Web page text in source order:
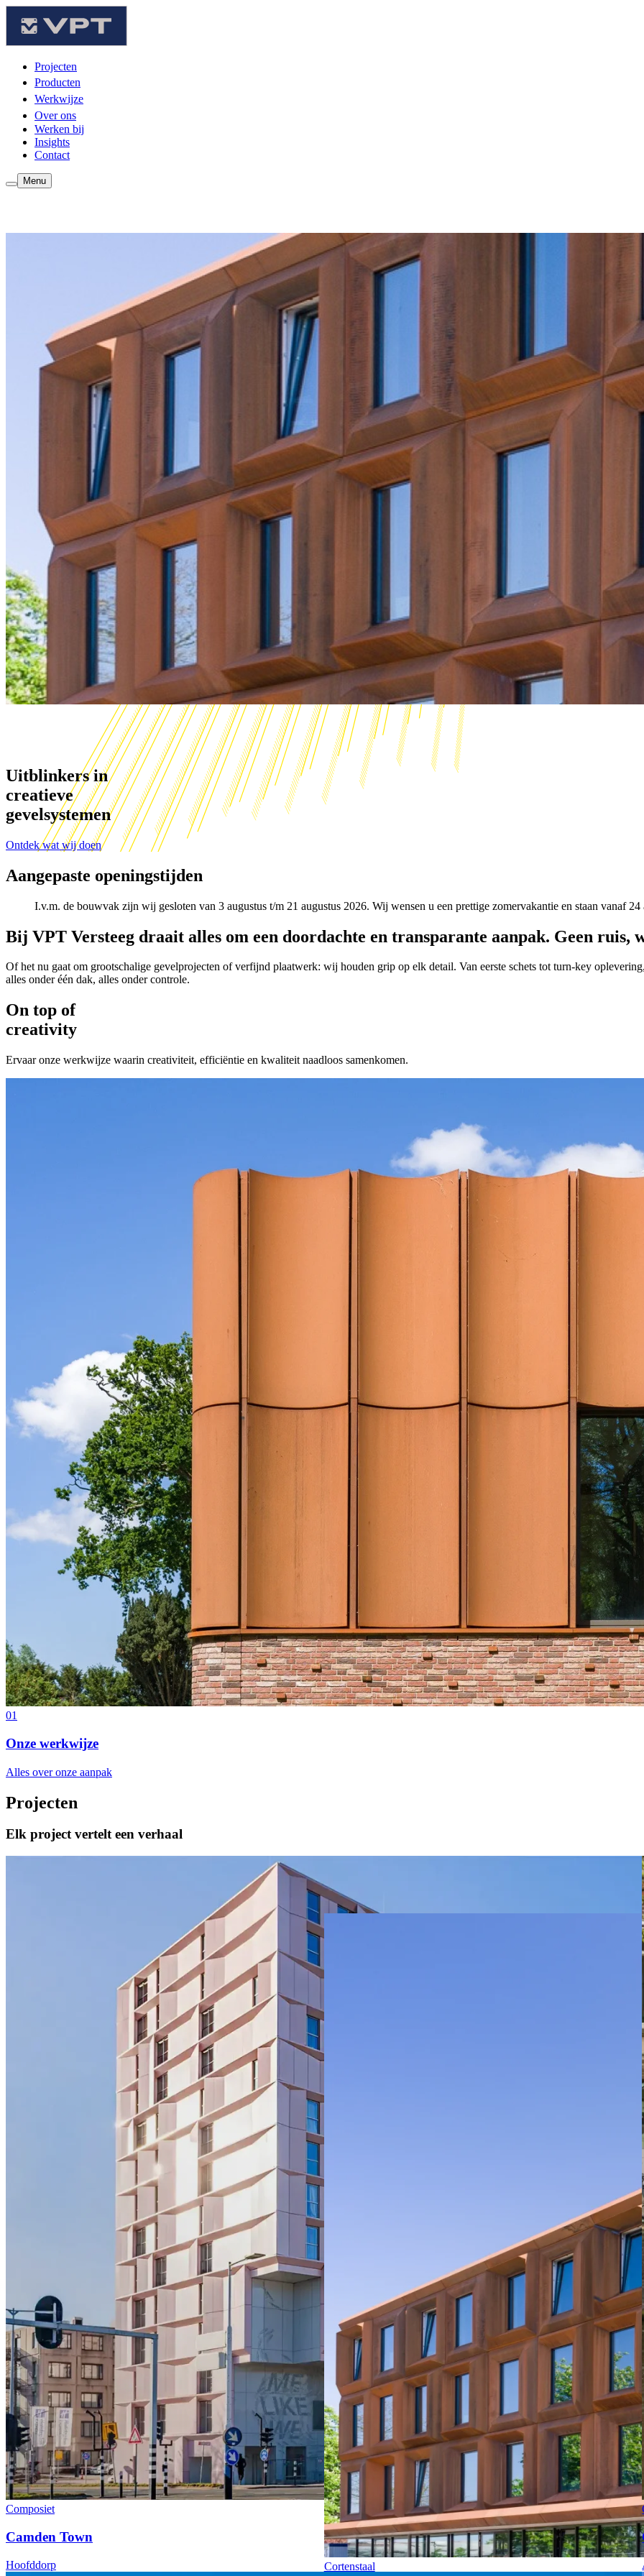
Projecten
Producten
Werkwijze
Over ons
Werken bij
Insights
Contact
Menu
Uitblinkers in
creatieve
gevelsystemen
Ontdek wat wij doen
Aangepaste openingstijden
I.v.m. de bouwvak zijn wij gesloten van 3 augustus t/m 21 augustus 2026. Wij wensen u een prettige zomervakantie en staan vanaf
Bij VPT Versteeg draait alles om een doordachte en transparante aanpak. Geen ruis,
Of het nu gaat om grootschalige gevelprojecten of verfijnd plaatwerk: wij houden grip op elk detail. Van eerste schets tot turn-key
alles onder één dak, alles onder controle.
On top of
creativity
Ervaar onze werkwijze waarin creativiteit, efficiëntie en kwaliteit naadloos samenkomen.
01
Onze werkwijze
Alles over onze aanpak
Projecten
Elk project vertelt een verhaal
Composiet
Camden Town
Hoofddorp Cortenstaal